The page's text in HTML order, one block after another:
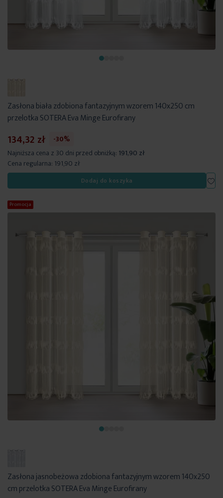
Zasłona biała zdobiona fantazyjnym wzorem 140x250 cm
przelotka SOTERA Eva Minge Eurofirany
134,32 zł
-30%
Najniższa cena z 30 dni przed obniżką: 191,90 zł
Cena regularna: 191,90 zł
Dodaj do koszyka
Promocja
Zasłona jasnobeżowa zdobiona fantazyjnym wzorem 140x250
cm przelotka SOTERA Eva Minge Eurofirany